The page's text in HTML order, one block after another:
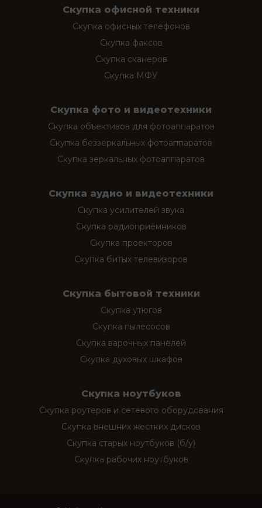
Скупка офисной техники
Скупка офисных телефонов
Скупка факсов
Скупка сканеров
Скупка МФУ
Скупка фото и видеотехники
Скупка объективов для фотоаппаратов
Скупка беззеркальных фотоаппаратов
Скупка зеркальных фотоаппаратов
Скупка аудио и видеотехники
Скупка усилителей звука
Скупка радиоприёмников
Скупка проекторов
Скупка битых телевизоров
Скупка бытовой техники
Скупка утюгов
Скупка пылесосов
Скупка варочных панелей
Скупка духовых шкафов
Скупка ноутбуков
Скупка роутеров и сетевого оборудования
Скупка внешних жестких дисков
Скупка старых ноутбуков (б/у)
Скупка рабочих ноутбуков